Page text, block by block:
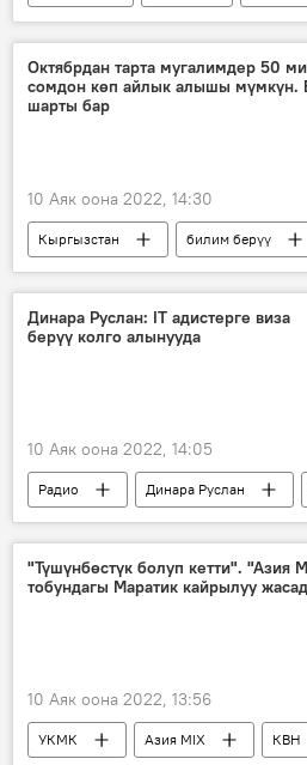
чектөө
жазалоо
Октябрдан тарта мугалимдер 50
сомдон көп айлык алышы мүмкүн.
шарты бар
10 Аяк оона 2022, 14:30
Кыргызстан
билим берүү
мугалим
айлык
Динара Руслан: IT адистерге виза
берүү колго алынууда
10 Аяк оона 2022, 14:05
Радио Динара Руслан
адис
Экономика
"Түшүнбөстүк болуп кетти". "Азия
тобундагы Маратик кайрылуу
10 Аяк оона 2022, 13:56
УКМК Азия MIX
КВН